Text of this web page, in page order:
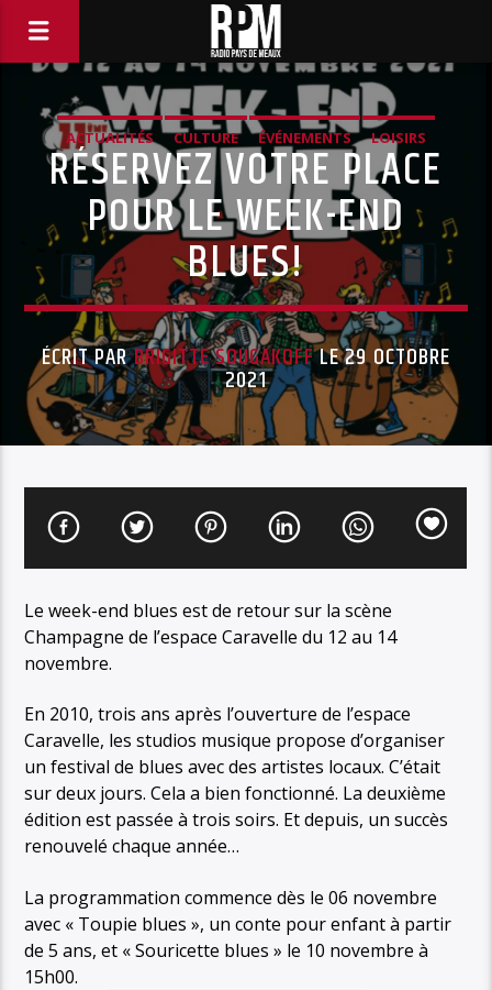
ACTUALITÉS CULTURE ÉVÉNEMENTS
LOISIRS
MUSIQUE
SPECTACLE,
RÉSERVEZ VOTRE PLACE
POUR LE WEEK-END
BLUES!
ÉCRIT PARBRIGITTE SOUGAKOFFLE 29 OCTOBRE
2021
Le week-end blues est de retour sur la scène
Champagne de l’espace Caravelle du 12 au 14
novembre.
En 2010, trois ans après l’ouverture de l’espace
Caravelle, les studios musique propose d’organiser
un festival de blues avec des artistes locaux. C’était
sur deux jours. Cela a bien fonctionné. La deuxième
édition est passée à trois soirs. Et depuis, un succès
renouvelé chaque année…
La programmation commence dès le 06 novembre
avec « Toupie blues », un conte pour enfant à partir
de 5 ans, et « Souricette blues » le 10 novembre à
15h00.